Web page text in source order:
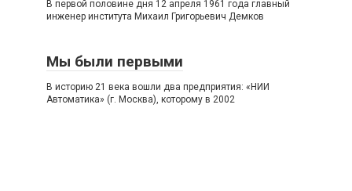
В первой половине дня 12 апреля 1961 года главный
инженер института Михаил Григорьевич Демков
Мы были первыми
В историю 21 века вошли два предприятия: «НИИ
Автоматика» (г. Москва), которому в 2002